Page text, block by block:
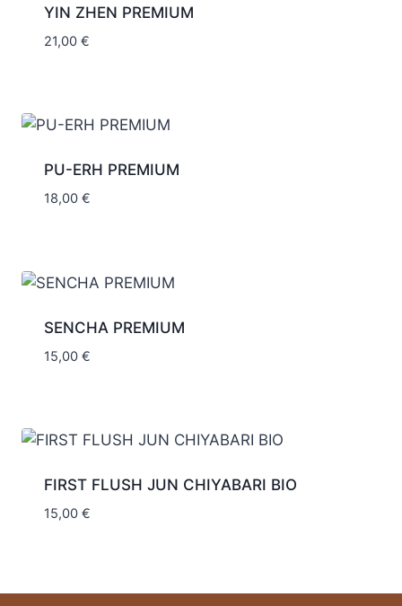
YIN ZHEN PREMIUM
21,00 €
PU-ERH PREMIUM
18,00 €
SENCHA PREMIUM
15,00 €
FIRST FLUSH JUN CHIYABARI BIO
15,00 €